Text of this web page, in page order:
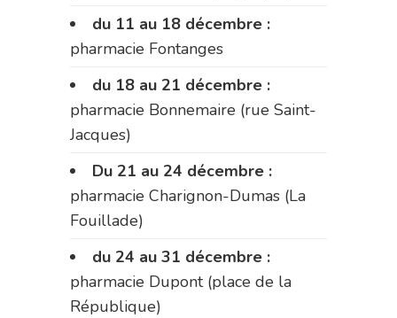
du 11 au 18 décembre :
pharmacie Fontanges
du 18 au 21 décembre :
pharmacie Bonnemaire (rue Saint-
Jacques)
Du 21 au 24 décembre :
pharmacie Charignon-Dumas (La
Fouillade)
du 24 au 31 décembre :
pharmacie Dupont (place de la
République)